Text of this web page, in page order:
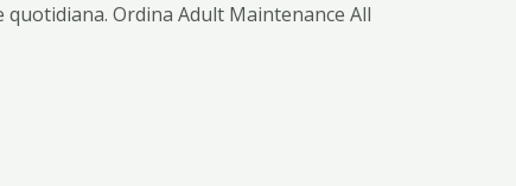
Ordina Adult Maintenance All